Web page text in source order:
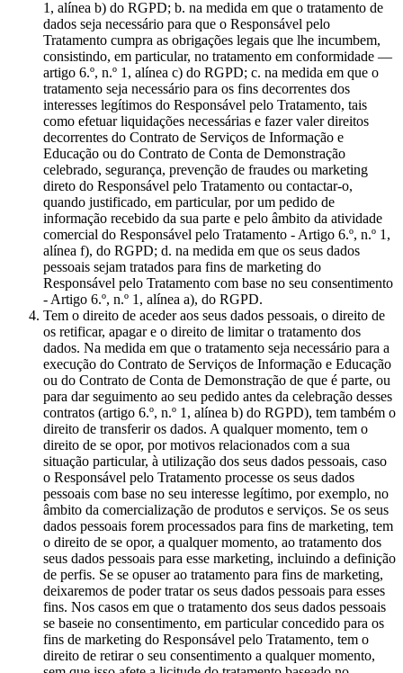
1, alínea b) do RGPD; b. na medida em que o tratamento de
dados seja necessário para que o Responsável pelo
Tratamento cumpra as obrigações legais que lhe incumbem,
consistindo, em particular, no tratamento em conformidade —
artigo 6.º, n.º 1, alínea c) do RGPD; c. na medida em que o
tratamento seja necessário para os fins decorrentes dos
interesses legítimos do Responsável pelo Tratamento, tais
como efetuar liquidações necessárias e fazer valer direitos
decorrentes do Contrato de Serviços de Informação e
Educação ou do Contrato de Conta de Demonstração
celebrado, segurança, prevenção de fraudes ou marketing
direto do Responsável pelo Tratamento ou contactar-o,
quando justificado, em particular, por um pedido de
informação recebido da sua parte e pelo âmbito da atividade
comercial do Responsável pelo Tratamento - Artigo 6.º, n.º 1,
alínea f), do RGPD; d. na medida em que os seus dados
pessoais sejam tratados para fins de marketing do
Responsável pelo Tratamento com base no seu consentimento
- Artigo 6.º, n.º 1, alínea a), do RGPD.
Tem o direito de aceder aos seus dados pessoais, o direito de
os retificar, apagar e o direito de limitar o tratamento dos
dados. Na medida em que o tratamento seja necessário para a
execução do Contrato de Serviços de Informação e Educação
ou do Contrato de Conta de Demonstração de que é parte, ou
para dar seguimento ao seu pedido antes da celebração desses
contratos (artigo 6.º, n.º 1, alínea b) do RGPD), tem também o
direito de transferir os dados. A qualquer momento, tem o
direito de se opor, por motivos relacionados com a sua
situação particular, à utilização dos seus dados pessoais, caso
o Responsável pelo Tratamento processe os seus dados
pessoais com base no seu interesse legítimo, por exemplo, no
âmbito da comercialização de produtos e serviços. Se os seus
dados pessoais forem processados para fins de marketing, tem
o direito de se opor, a qualquer momento, ao tratamento dos
seus dados pessoais para esse marketing, incluindo a definição
de perfis. Se se opuser ao tratamento para fins de marketing,
deixaremos de poder tratar os seus dados pessoais para esses
fins. Nos casos em que o tratamento dos seus dados pessoais
se baseie no consentimento, em particular concedido para os
fins de marketing do Responsável pelo Tratamento, tem o
direito de retirar o seu consentimento a qualquer momento,